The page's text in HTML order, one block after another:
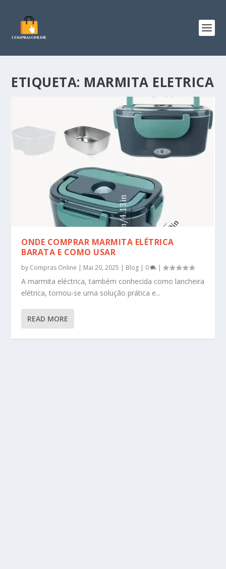
ETIQUETA: MARMITA ELETRICA
ONDE COMPRAR MARMITA ELÉTRICA
BARATA E COMO USAR
by Compras Online | Mai 20, 2025 | Blog | 0 |
A marmita eléctrica, também conhecida como lancheira
elétrica, tornou-se uma solução prática e...
READ MORE